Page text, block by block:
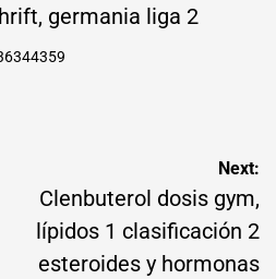
germania liga 2
Next:
Clenbuterol dosis gym,
lípidos 1 clasificación 2
esteroides y hormonas